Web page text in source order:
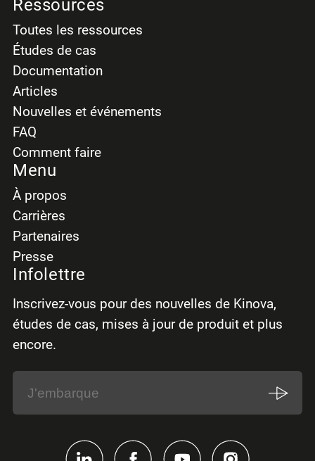
Ressources
Toutes les ressources
Études de cas
Documentation
Articles
Nouvelles et événements
FAQ
Comment faire
Menu
À propos
Carrières
Partenaires
Presse
Infolettre
Inscrivez-vous pour des nouvelles de Kinova,
études de cas, mises à jour de produit et plus
encore.